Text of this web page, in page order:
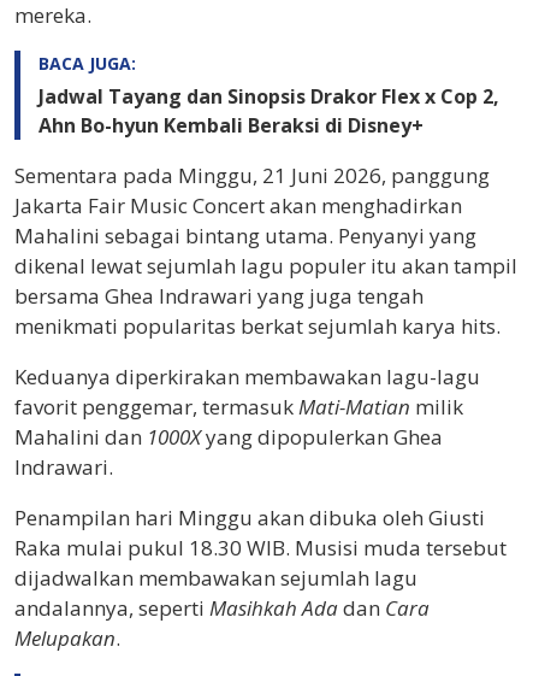
mereka.
BACA JUGA:
Jadwal Tayang dan Sinopsis Drakor Flex x Cop 2,
Ahn Bo-hyun Kembali Beraksi di Disney+
Sementara pada Minggu, 21 Juni 2026, panggung
Jakarta Fair Music Concert akan menghadirkan
Mahalini sebagai bintang utama. Penyanyi yang
dikenal lewat sejumlah lagu populer itu akan tampil
bersama Ghea Indrawari yang juga tengah
menikmati popularitas berkat sejumlah karya hits.
Keduanya diperkirakan membawakan lagu-lagu
favorit penggemar, termasukMati-Matian milik
Mahalini dan 1000Xyang dipopulerkan Ghea
Indrawari.
Penampilan hari Minggu akan dibuka oleh Giusti
Raka mulai pukul 18.30 WIB. Musisi muda tersebut
dijadwalkan membawakan sejumlah lagu
andalannya, seperti Masihkah Adadan Cara
Melupakan.